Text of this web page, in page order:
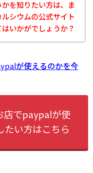
を知りたい方は、ま
シウムの公式サイト
いかがでしょうか？
が使えるのかを今
店でpaypalが使
たい方はこちら